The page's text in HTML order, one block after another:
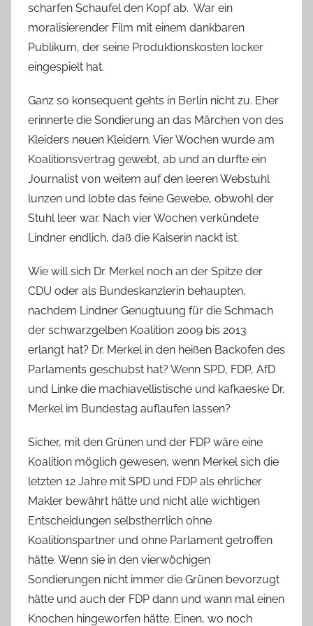
scharfen Schaufel den Kopf ab. War ein
moralisierender Film mit einem dankbaren
Publikum, der seine Produktionskosten locker
eingespielt hat.
Ganz so konsequent gehts in Berlin nicht zu. Eher
erinnerte die Sondierung an das Märchen von des
Kleiders neuen Kleidern. Vier Wochen wurde am
Koalitionsvertrag gewebt, ab und an durfte ein
Journalist von weitem auf den leeren Webstuhl
lunzen und lobte das feine Gewebe, obwohl der
Stuhl leer war. Nach vier Wochen verkündete
Lindner endlich, daß die Kaiserin nackt ist.
Wie will sich Dr. Merkel noch an der Spitze der
CDU oder als Bundeskanzlerin behaupten,
nachdem Lindner Genugtuung für die Schmach
der schwarzgelben Koalition 2009 bis 2013
erlangt hat? Dr. Merkel in den heißen Backofen des
Parlaments geschubst hat? Wenn SPD, FDP, AfD
und Linke die machiavellistische und kafkaeske Dr.
Merkel im Bundestag auflaufen lassen?
Sicher, mit den Grünen und der FDP wäre eine
Koalition möglich gewesen, wenn Merkel sich die
letzten 12 Jahre mit SPD und FDP als ehrlicher
Makler bewährt hätte und nicht alle wichtigen
Entscheidungen selbstherrlich ohne
Koalitionspartner und ohne Parlament getroffen
hätte. Wenn sie in den vierwöchigen
Sondierungen nicht immer die Grünen bevorzugt
hätte und auch der FDP dann und wann mal einen
Knochen hingeworfen hätte. Einen, wo noch